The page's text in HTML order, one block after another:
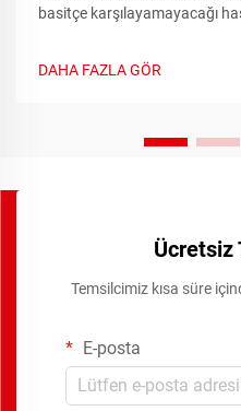
basitçe karşılayamayacağı
röle sistemlere geçiş, elektrik
DAHA FAZLA GÖR
Ücretsiz
Temsilcimiz kısa süre
E-posta